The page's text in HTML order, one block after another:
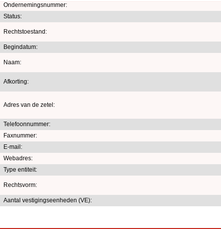
Ondernemingsnummer:
Status:
Rechtstoestand:
Begindatum:
Naam:
Afkorting:
Adres van de zetel:
Telefoonnummer:
Faxnummer:
E-mail:
Webadres:
Type entiteit:
Rechtsvorm:
Aantal vestigingseenheden (VE):